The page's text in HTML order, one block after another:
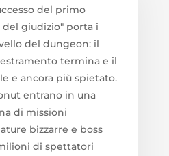
del primo
giudizio" porta i
del dungeon: il
termina e il
e ancora più spietato.
entrano in una
di missioni
bizzarre e boss
di spettatori